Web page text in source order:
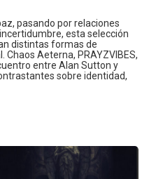
pasando por relaciones
esta selección
distintas formas de
Aeterna, PRAYZVIBES,
entre Alan Sutton y
sobre identidad,